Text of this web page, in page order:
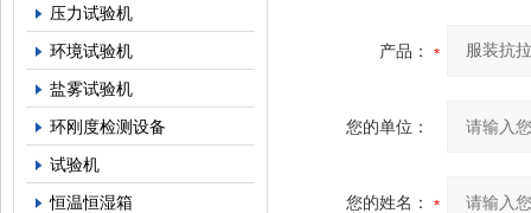
压力试验机
环境试验机
盐雾试验机
环刚度检测设备
试验机
恒温恒湿箱
产品：
您的单位：
您的姓名：